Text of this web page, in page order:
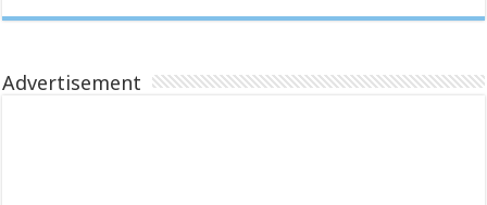
Advertisement